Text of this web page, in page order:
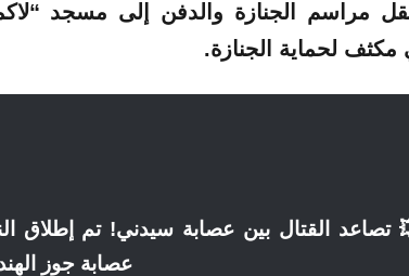
نقل مراسم
الجنازة والدفن إلى مسجد
مكثف لحماية الجنازة.
القتال بين عصابة سيدني! تم إطلاق
عصابة جوز